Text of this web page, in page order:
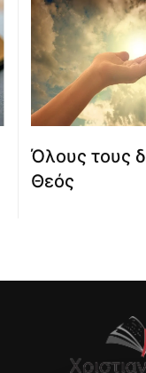
Όλους τους
Θεός